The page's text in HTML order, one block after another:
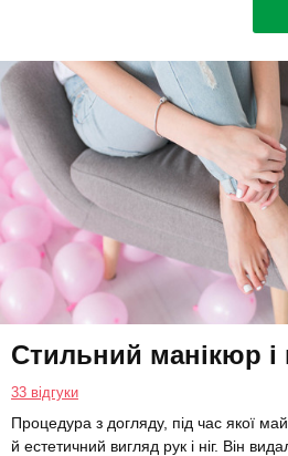
Стильний манікюр
33 відгуки
Процедура з догляду, під час якої
й естетичний вигляд рук і ніг. Він